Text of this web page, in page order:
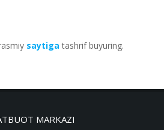
saytigatashrif buyuring.
MARKAZI